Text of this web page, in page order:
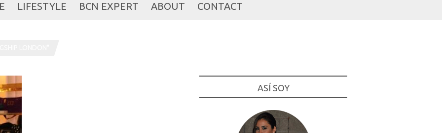
LIFESTYLE BCN EXPERT ABOUT CONTACT
ASÍ SOY